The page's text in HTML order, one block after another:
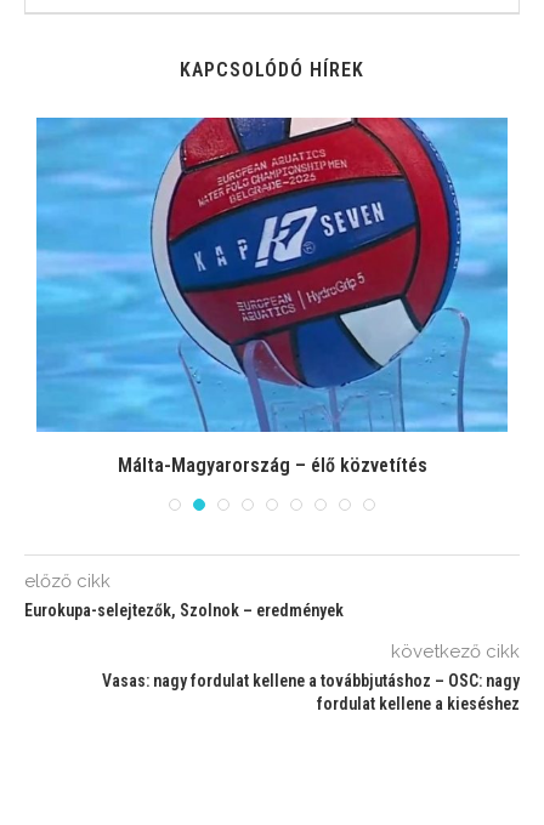
KAPCSOLÓDÓ HÍREK
Málta-Magyarország – élő közvetítés
előző cikk
Eurokupa-selejtezők, Szolnok – eredmények
következő cikk
Vasas: nagy fordulat kellene a továbbjutáshoz – OSC: nagy
fordulat kellene a kieséshez